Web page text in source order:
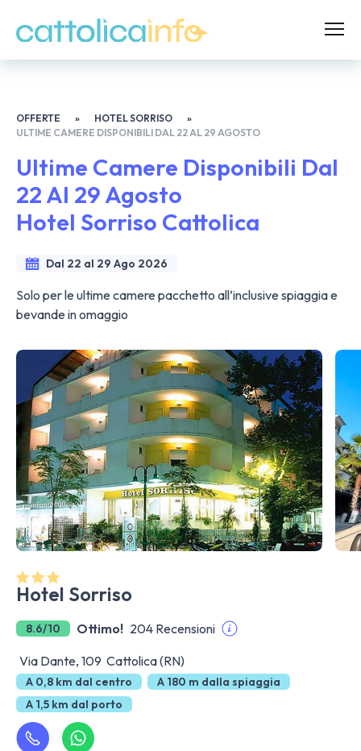
OFFERTE » HOTEL SORRISO
»
ULTIME CAMERE DISPONIBILI DAL 22 AL 29 AGOSTO
Ultime Camere Disponibili Dal
22 Al 29 Agosto
Hotel Sorriso Cattolica
Dal 22 al 29 Ago 2026
Solo per le ultime camere pacchetto all’inclusive spiaggia e
bevande in omaggio
Hotel Sorriso
8.6/10 Ottimo! 204 Recensioni
Via Dante, 109 Cattolica (RN)
A 0,8 km dal centro
A 180 m dalla spiaggia
A 1,5 km dal porto